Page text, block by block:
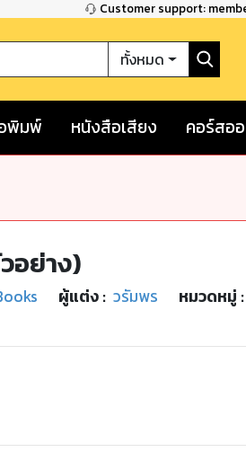
Customer support:
ทั้งหมด
พิมพ์ หนังสือเสียง คอร์สอ
อย่าง)
ผู้แต่ง : วรัมพร หมวดหมู่ :